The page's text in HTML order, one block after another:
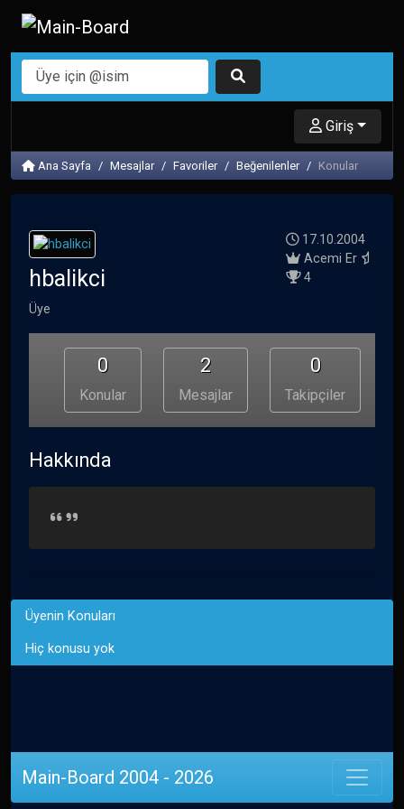
Giriş
Ana Sayfa Mesajlar Favoriler Beğenilenler Konular
hbalikci
Üye
17.10.2004
Acemi Er
4
0
Konular
2
Mesajlar
0
Takipçiler
Hakkında
Üyenin Konuları
Hiç konusu yok
Main-Board 2004 - 2026